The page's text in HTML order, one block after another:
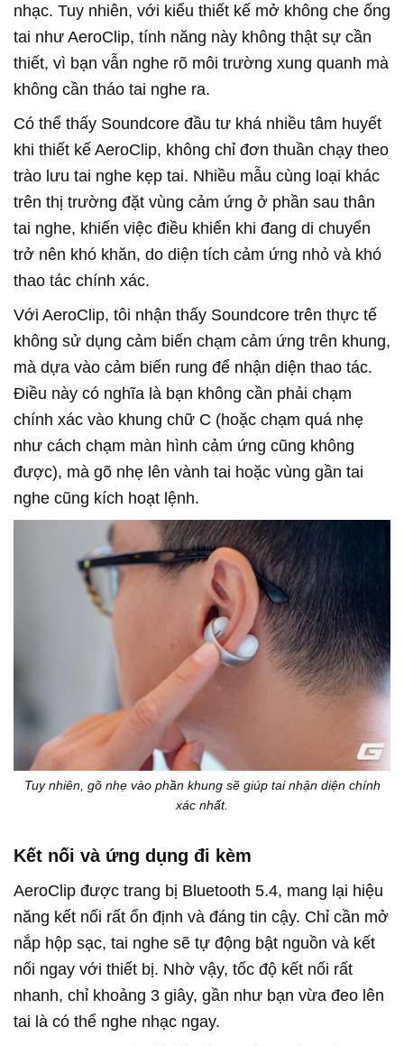
nhạc. Tuy nhiên, với kiểu thiết kế mở không che ống
tai như AeroClip, tính năng này không thật sự cần
thiết, vì bạn vẫn nghe rõ môi trường xung quanh mà
không cần tháo tai nghe ra.
Có thể thấy Soundcore đầu tư khá nhiều tâm huyết
khi thiết kế AeroClip, không chỉ đơn thuần chạy theo
trào lưu tai nghe kẹp tai. Nhiều mẫu cùng loại khác
trên thị trường đặt vùng cảm ứng ở phần sau thân
tai nghe, khiến việc điều khiển khi đang di chuyển
trở nên khó khăn, do diện tích cảm ứng nhỏ và khó
thao tác chính xác.
Với AeroClip, tôi nhận thấy Soundcore trên thực tế
không sử dụng cảm biến chạm cảm ứng trên khung,
mà dựa vào cảm biến rung để nhận diện thao tác.
Điều này có nghĩa là bạn không cần phải chạm
chính xác vào khung chữ C (hoặc chạm quá nhẹ
như cách chạm màn hình cảm ứng cũng không
được), mà gõ nhẹ lên vành tai hoặc vùng gần tai
nghe cũng kích hoạt lệnh.
Tuy nhiên, gõ nhẹ vào phần khung sẽ giúp tai nhận diện chính
xác nhất.
Kết nối và ứng dụng đi kèm
AeroClip được trang bị Bluetooth 5.4, mang lại hiệu
năng kết nối rất ổn định và đáng tin cậy. Chỉ cần mở
nắp hộp sạc, tai nghe sẽ tự động bật nguồn và kết
nối ngay với thiết bị. Nhờ vậy, tốc độ kết nối rất
nhanh, chỉ khoảng 3 giây, gần như bạn vừa đeo lên
tai là có thể nghe nhạc ngay.